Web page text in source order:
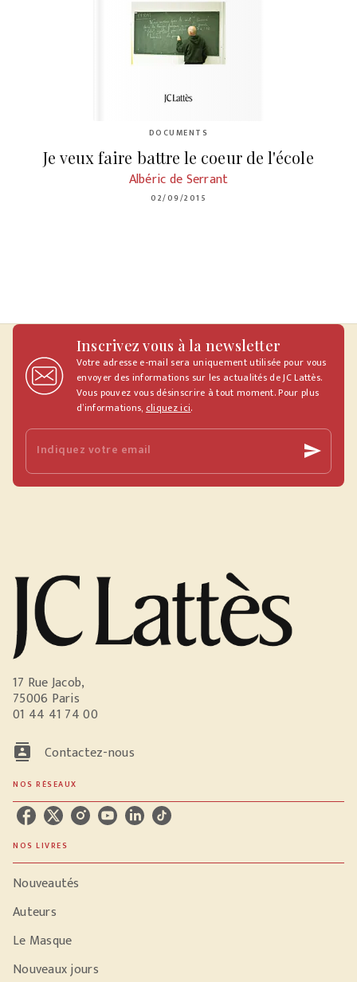
DOCUMENTS
Je veux faire battre le coeur de l'école
Albéric de Serrant
02/09/2015
Inscrivez vous à la newsletter
Votre adresse e-mail sera uniquement utilisée pour vous
envoyer des informations sur les actualités de JC Lattès.
Vous pouvez vous désinscrire à tout moment. Pour plus
d’informations, cliquez ici.
Indiquez votre email send
17 Rue Jacob,
75006 Paris
01 44 41 74 00
contacts Contactez-nous
NOS RÉSEAUX
NOS LIVRES
Nouveautés
Auteurs
Le Masque
Nouveaux jours